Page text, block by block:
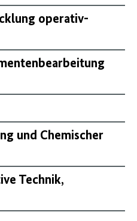
operativ-
und Chemischer
Technik,